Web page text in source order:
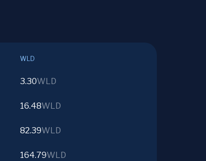
WLD
3.30WLD
16.48WLD
82.39WLD
164.79WLD